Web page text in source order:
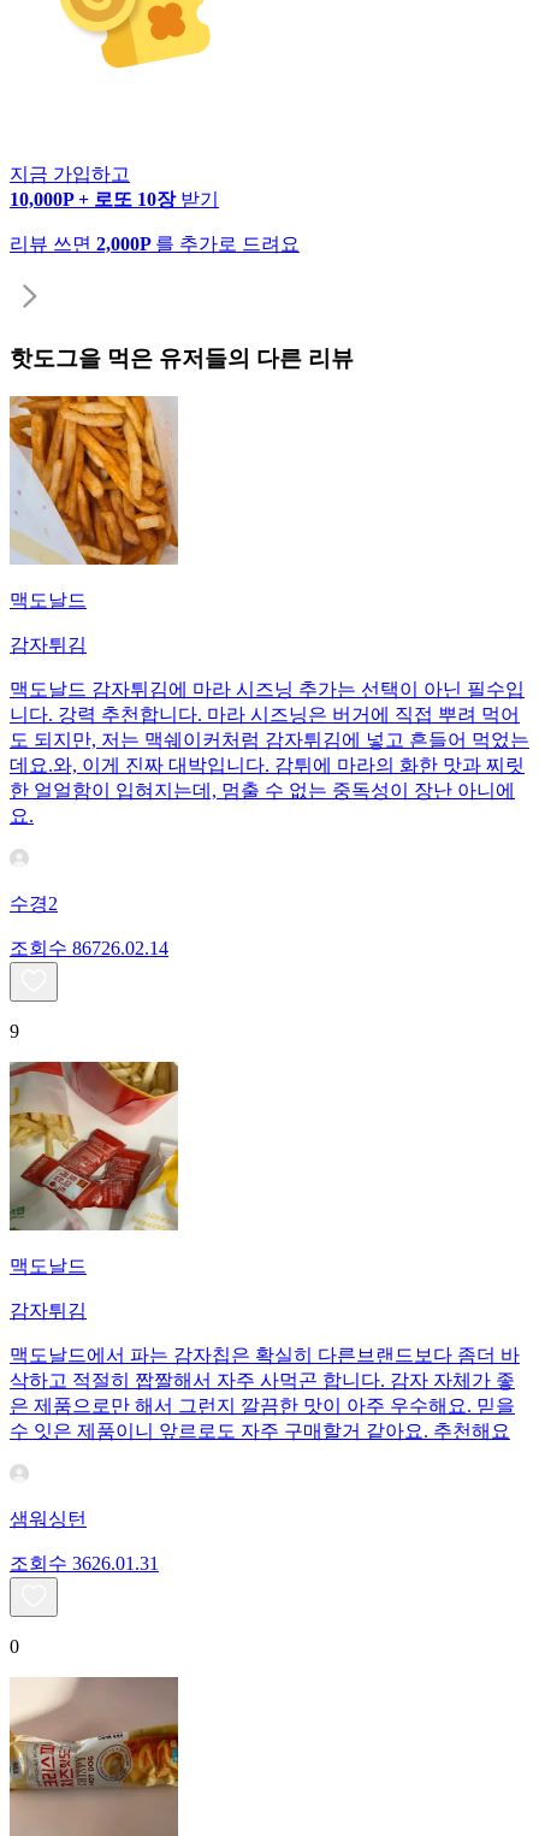
지금 가입하고
10,000P + 로또 10장 받기
리뷰 쓰면 2,000P 를 추가로 드려요
핫도그을 먹은 유저들의 다른 리뷰
맥도날드
감자튀김
맥도날드 감자튀김에 마라 시즈닝 추가는 선택이 아닌 필수입
니다. 강력 추천합니다. 마라 시즈닝은 버거에 직접 뿌려 먹어
도 되지만, 저는 맥쉐이커처럼 감자튀김에 넣고 흔들어 먹었는
데요. ​와, 이게 진짜 대박입니다. 감튀에 마라의 화한 맛과 찌릿
한 얼얼함이 입혀지는데, 멈출 수 없는 중독성이 장난 아니에
요.
수경2
조회수 86726.02.14
9
맥도날드
감자튀김
맥도날드에서 파는 감자칩은 확실히 다른브랜드보다 좀더 바
삭하고 적절히 짭짤해서 자주 사먹곤 합니다. 감자 자체가 좋
은 제품으로만 해서 그런지 깔끔한 맛이 아주 우수해요. 믿을
수 잇은 제품이니 앞르로도 자주 구매할거 같아요. 추천해요
샘워싱턴
조회수 3626.01.31
0